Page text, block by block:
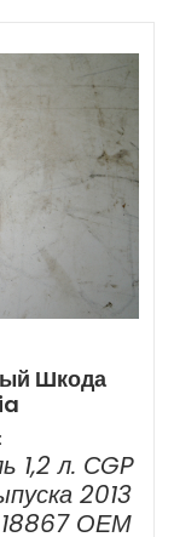
Шкода
1,2 л. СGP
2013
18867 ОЕМ